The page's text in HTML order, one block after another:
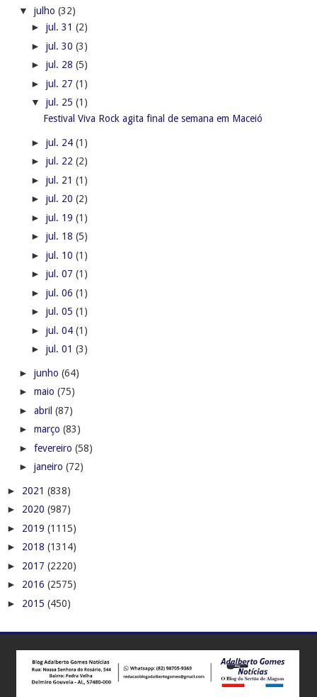
▼ julho (32)
► jul. 31 (2)
► jul. 30 (3)
► jul. 28 (5)
► jul. 27 (1)
▼ jul. 25 (1)
Festival Viva Rock agita final de semana em Maceió
► jul. 24 (1)
► jul. 22 (2)
► jul. 21 (1)
► jul. 20 (2)
► jul. 19 (1)
► jul. 18 (5)
► jul. 10 (1)
► jul. 07 (1)
► jul. 06 (1)
► jul. 05 (1)
► jul. 04 (1)
► jul. 01 (3)
► junho (64)
► maio (75)
► abril (87)
► março (83)
► fevereiro (58)
► janeiro (72)
► 2021 (838)
► 2020 (987)
► 2019 (1115)
► 2018 (1314)
► 2017 (2220)
► 2016 (2575)
► 2015 (450)